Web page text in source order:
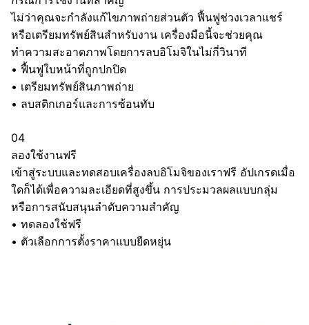
ไม่ว่าคุณจะกำลังแก้ไขภาพถ่ายส่วนตัว ฟื้นฟูช่วงเวลาแชร์
หรือเตรียมทรัพย์สินสำหรับงาน เครื่องมือนี้จะช่วยคุณ
ทำความสะอาดภาพโดยการลบอิโมจิในไม่กี่วินาที
• ฟื้นฟูใบหน้าที่ถูกปกปิด
• เตรียมทรัพย์สินภาพถ่าย
• ลบสติกเกอร์และการซ้อนทับ
04
ลองใช้งานฟรี
เข้าสู่ระบบและทดสอบเครื่องลบอิโมจิของเราฟรี อัปเกรดเมื่อ
ใดก็ได้เพื่อความละเอียดที่สูงขึ้น การประมวลผลแบบกลุ่ม
หรือการสนับสนุนลำดับความสำคัญ
• ทดลองใช้ฟรี
• ตัวเลือกการตั้งราคาแบบยืดหยุ่น